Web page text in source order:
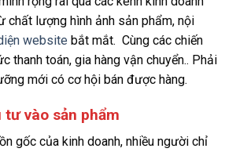
chất lượng hình ảnh sản phẩm, nội
website bắt mắt. Cùng các chiến
thanh toán, gia hàng vận chuyển.. Phải
mới có cơ hội bán được hàng.
vào sản phẩm
gốc của kinh doanh, nhiều người chỉ